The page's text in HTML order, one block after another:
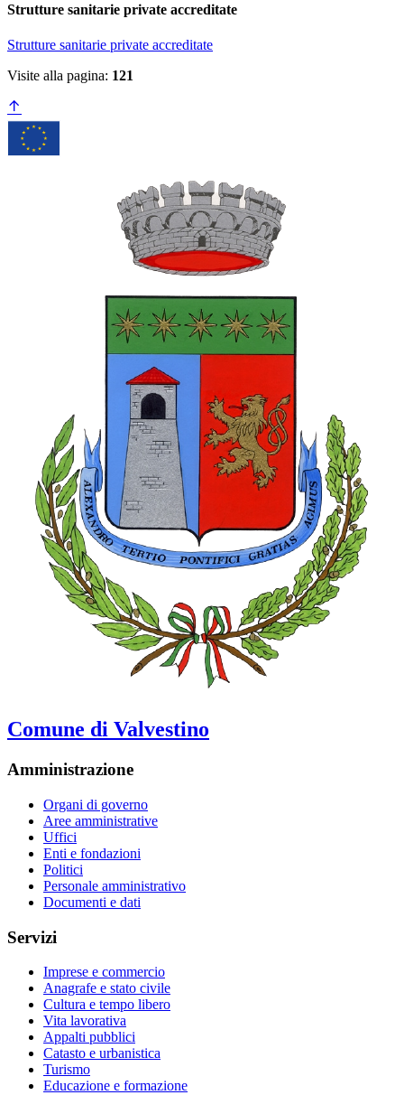
Strutture sanitarie private accreditate
Strutture sanitarie private accreditate
Visite alla pagina: 121
Comune di Valvestino
Amministrazione
Organi di governo
Aree amministrative
Uffici
Enti e fondazioni
Politici
Personale amministrativo
Documenti e dati
Servizi
Imprese e commercio
Anagrafe e stato civile
Cultura e tempo libero
Vita lavorativa
Appalti pubblici
Catasto e urbanistica
Turismo
Educazione e formazione